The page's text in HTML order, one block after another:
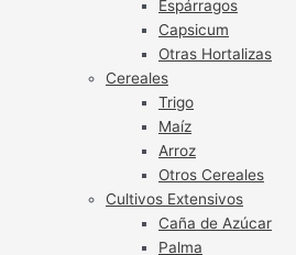
Espárragos
Capsicum
Otras Hortalizas
Cereales
Trigo
Maíz
Arroz
Otros Cereales
Cultivos Extensivos
Caña de Azúcar
Palma